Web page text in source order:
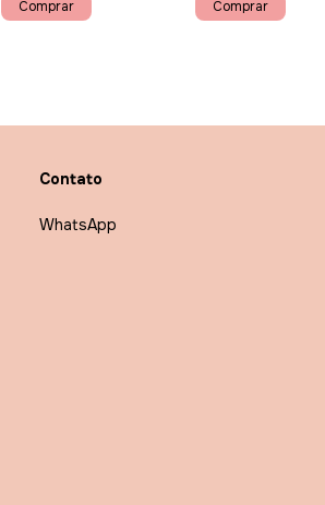
Contato
WhatsApp